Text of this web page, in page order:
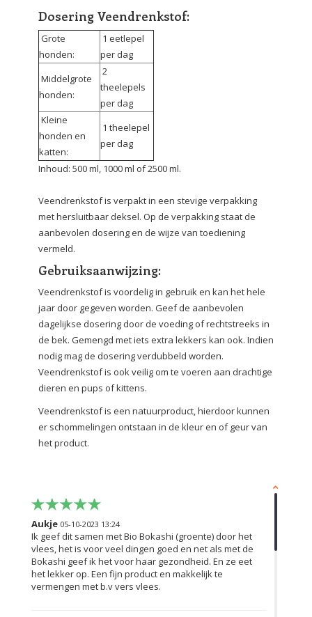
Dosering Veendrenkstof:
Grote
honden:
1 eetlepel
per dag
Middelgrote
honden:
2
theelepels
per dag
Kleine
honden en
katten:
1 theelepel
per dag
Inhoud: 500 ml, 1000 ml of 2500 ml.
Veendrenkstof is verpakt in een stevige verpakking
met hersluitbaar deksel. Op de verpakking staat de
aanbevolen dosering en de wijze van toediening
vermeld.
Gebruiksaanwijzing:
Veendrenkstof is voordelig in gebruik en kan het hele
jaar door gegeven worden. Geef de aanbevolen
dagelijkse dosering door de voeding of rechtstreeks in
de bek. Gemengd met iets extra lekkers kan ook. Indien
nodig mag de dosering verdubbeld worden.
Veendrenkstof is ook veilig om te voeren aan drachtige
dieren en pups of kittens.
Veendrenkstof is een natuurproduct, hierdoor kunnen
er schommelingen ontstaan in de kleur en of geur van
het product.
Aukje 05-10-2023 13:24
Ik geef dit samen met Bio Bokashi (groente) door het
vlees, het is voor veel dingen goed en net als met de
Bokashi geef ik het voor haar gezondheid. En ze eet
het lekker op. Een fijn product en makkelijk te
vermengen met b.v vers vlees.